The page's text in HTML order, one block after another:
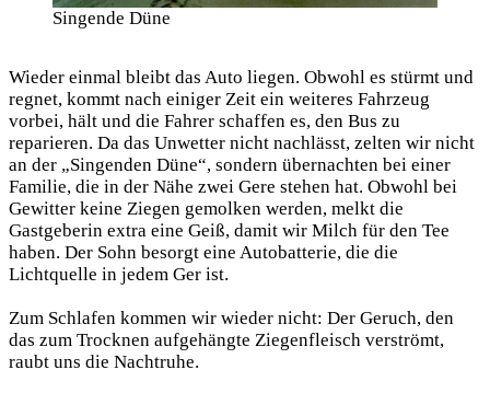
Singende Düne
Wieder einmal bleibt das Auto liegen. Obwohl es stürmt und
regnet, kommt nach einiger Zeit ein weiteres Fahrzeug
vorbei, hält und die Fahrer schaffen es, den Bus zu
reparieren. Da das Unwetter nicht nachlässt, zelten wir nicht
an der „Singenden Düne“, sondern übernachten bei einer
Familie, die in der Nähe zwei Gere stehen hat. Obwohl bei
Gewitter keine Ziegen gemolken werden, melkt die
Gastgeberin extra eine Geiß, damit wir Milch für den Tee
haben. Der Sohn besorgt eine Autobatterie, die die
Lichtquelle in jedem Ger ist.
Zum Schlafen kommen wir wieder nicht: Der Geruch, den
das zum Trocknen aufgehängte Ziegenfleisch verströmt,
raubt uns die Nachtruhe.